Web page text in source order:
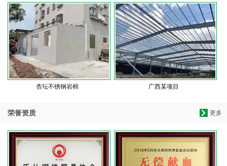
杏坛不锈钢岩棉 广西某项目
更多
荣誉资质